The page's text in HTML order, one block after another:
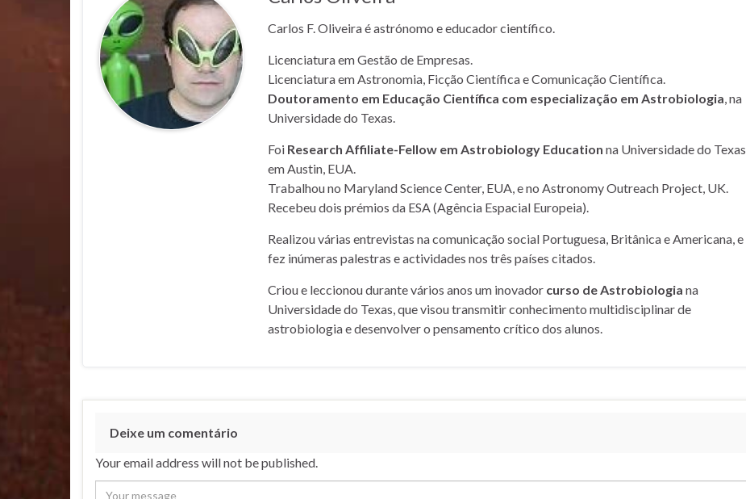
Carlos F. Oliveira é astrónomo e educador científico.
Licenciatura em Gestão de Empresas.
Licenciatura em Astronomia, Ficção Científica e Comunicação Científica.
Doutoramento em Educação Científica com especialização em Astrobiologia, na
Universidade do Texas.
Foi Research Affiliate-Fellow em Astrobiology Education na Universidade do Texas
em Austin, EUA.
Trabalhou no Maryland Science Center, EUA, e no Astronomy Outreach Project, UK.
Recebeu dois prémios da ESA (Agência Espacial Europeia).
Realizou várias entrevistas na comunicação social Portuguesa, Britânica e Americana, e
fez inúmeras palestras e actividades nos três países citados.
Criou e leccionou durante vários anos um inovador curso de Astrobiologia na
Universidade do Texas, que visou transmitir conhecimento multidisciplinar de
astrobiologia e desenvolver o pensamento crítico dos alunos.
Deixe um comentário
Your email address will not be published.